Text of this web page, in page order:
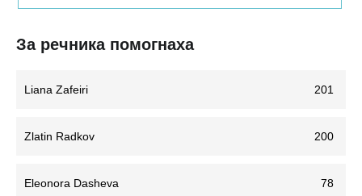
За речника помогнаха
Liana Zafeiri 201
Zlatin Radkov 200
Eleonora Dasheva 78